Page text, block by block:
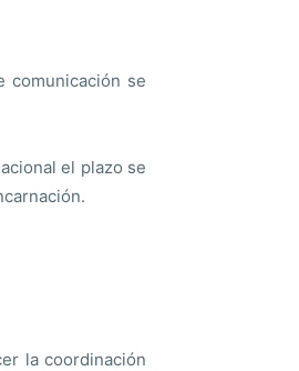
comunicación se
el plazo se
la coordinación